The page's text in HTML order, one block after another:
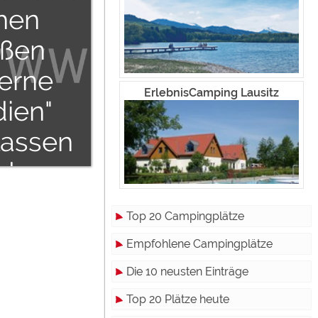
ErlebnisCamping Lausitz
Top 20 Campingplätze
Empfohlene Campingplätze
Die 10 neusten Einträge
Top 20 Plätze heute